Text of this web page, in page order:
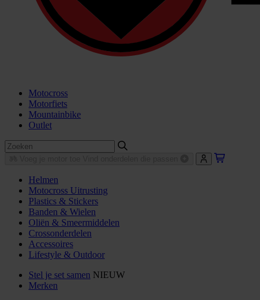
Motocross
Motorfiets
Mountainbike
Outlet
Helmen
Motocross Uitrusting
Plastics & Stickers
Banden & Wielen
Oliën & Smeermiddelen
Crossonderdelen
Accessoires
Lifestyle & Outdoor
Stel je set samen NIEUW
Merken